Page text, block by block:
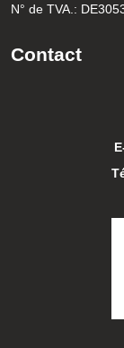
N° de TVA.:
Contact